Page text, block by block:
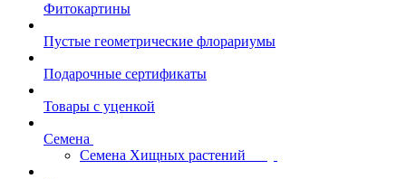
Фитокартины
Пустые геометрические флорариумы
Подарочные сертификаты
Товары с уценкой
Семена
Семена Хищных растений